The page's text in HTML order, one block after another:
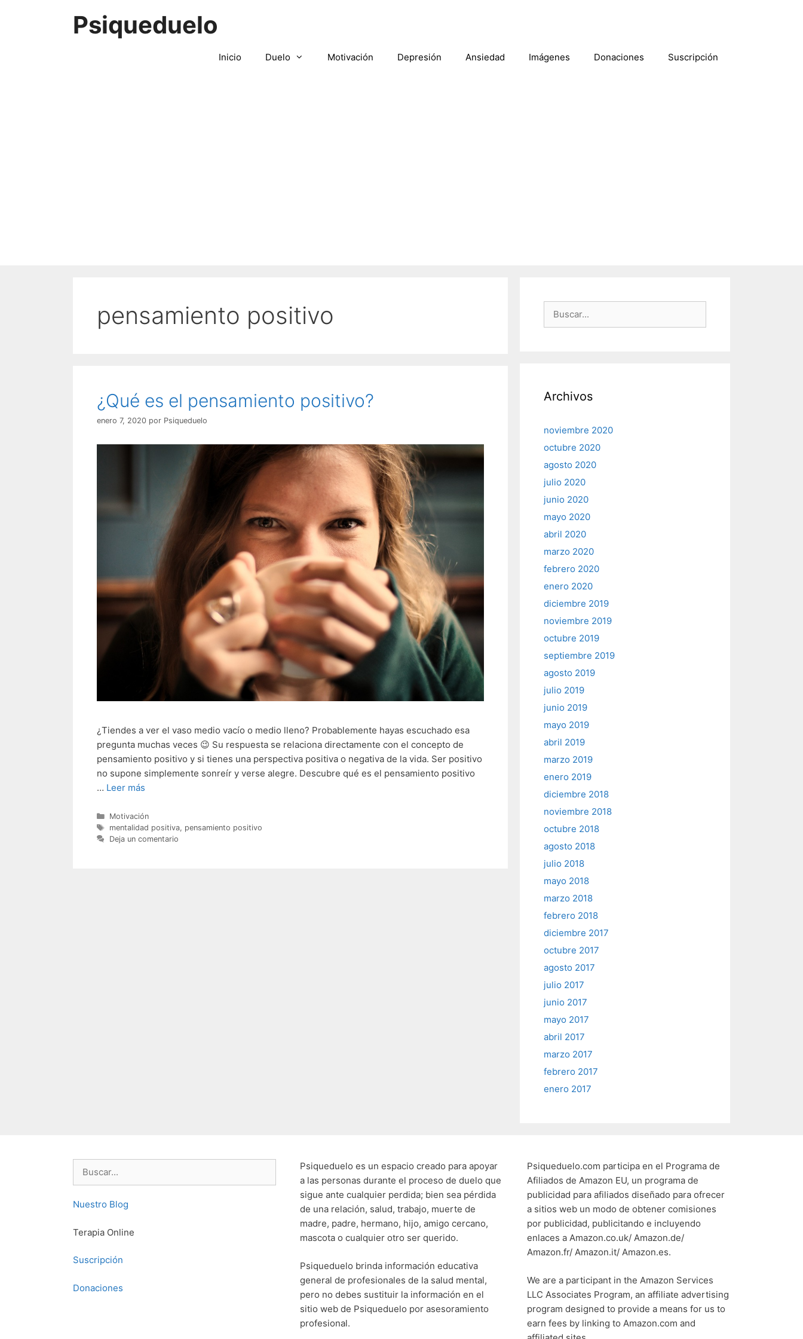
Psiqueduelo
Inicio Duelo Motivación Depresión Ansiedad Imágenes Donaciones Suscripción
pensamiento positivo
¿Qué es el pensamiento positivo?
enero 7, 2020 por Psiqueduelo
¿Tiendes a ver el vaso medio vacío o medio lleno? Probablemente hayas escuchado esa
pregunta muchas veces 😉 Su respuesta se relaciona directamente con el concepto de
pensamiento positivo y si tienes una perspectiva positiva o negativa de la vida. Ser positivo
no supone simplemente sonreír y verse alegre. Descubre qué es el pensamiento positivo
… Leer más
Categorías
Motivación
Etiquetas
mentalidad positiva, pensamiento positivo
Deja un comentario
Archivos
noviembre 2020
octubre 2020
agosto 2020
julio 2020
junio 2020
mayo 2020
abril 2020
marzo 2020
febrero 2020
enero 2020
diciembre 2019
noviembre 2019
octubre 2019
septiembre 2019
agosto 2019
julio 2019
junio 2019
mayo 2019
abril 2019
marzo 2019
enero 2019
diciembre 2018
noviembre 2018
octubre 2018
agosto 2018
julio 2018
mayo 2018
marzo 2018
febrero 2018
diciembre 2017
octubre 2017
agosto 2017
julio 2017
junio 2017
mayo 2017
abril 2017
marzo 2017
febrero 2017
enero 2017
Nuestro Blog
Terapia Online
Suscripción
Donaciones
Psiqueduelo es un espacio creado para apoyar
a las personas durante el proceso de duelo que
sigue ante cualquier perdida; bien sea pérdida
de una relación, salud, trabajo, muerte de
madre, padre, hermano, hijo, amigo cercano,
mascota o cualquier otro ser querido.
Psiqueduelo brinda información educativa
general de profesionales de la salud mental,
pero no debes sustituir la información en el
sitio web de Psiqueduelo por asesoramiento
profesional.
Psiqueduelo.com participa en el Programa de
Afiliados de Amazon EU, un programa de
publicidad para afiliados diseñado para ofrecer
a sitios web un modo de obtener comisiones
por publicidad, publicitando e incluyendo
enlaces a Amazon.co.uk/ Amazon.de/
Amazon.fr/ Amazon.it/ Amazon.es.
We are a participant in the Amazon Services
LLC Associates Program, an affiliate advertising
program designed to provide a means for us to
earn fees by linking to Amazon.com and